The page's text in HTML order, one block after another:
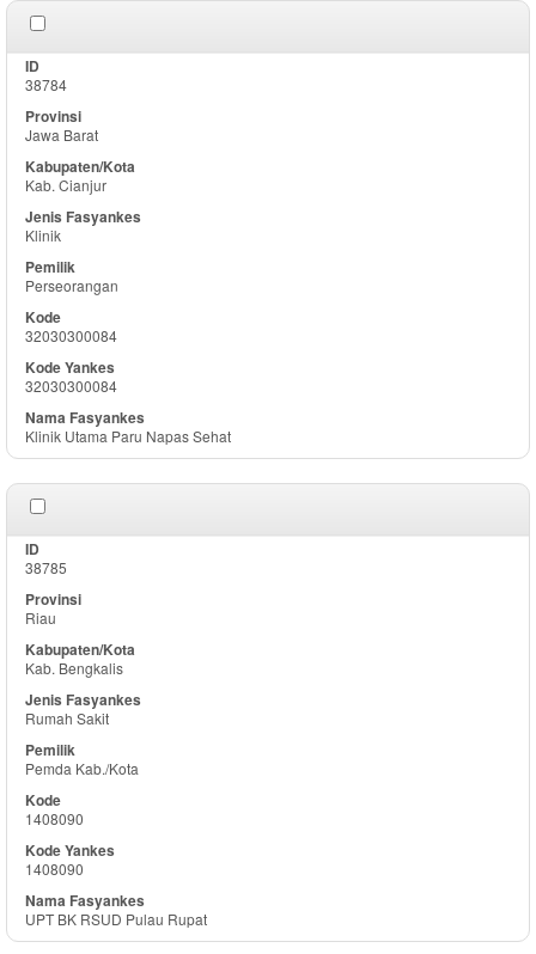
38784
Jawa Barat
Kab. Cianjur
Klinik
Perseorangan
32030300084
32030300084
Klinik Utama Paru Napas Sehat
38785
Riau
Kab. Bengkalis
Rumah Sakit
Pemda Kab./Kota
1408090
1408090
UPT BK RSUD Pulau Rupat